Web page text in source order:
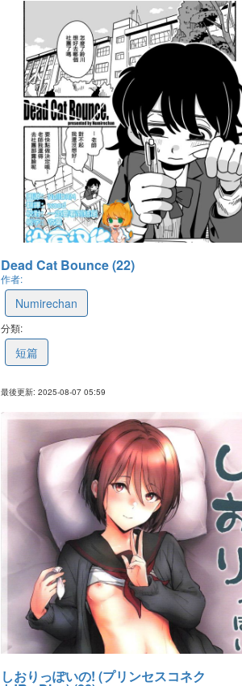
Dead Cat Bounce (22)
作者:
Numirechan
分類:
短篇
最後更新: 2025-08-07 05:59
しおりっぽいの! (プリンセスコネク